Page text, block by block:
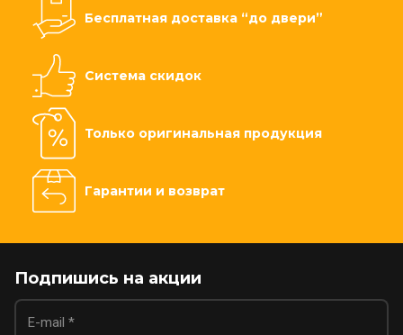
Бесплатная доставка “до двери”
Система скидок
Только оригинальная продукция
Гарантии и возврат
Подпишись на акции